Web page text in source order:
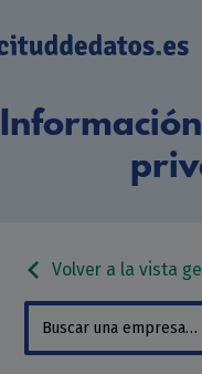
Volver a la vista